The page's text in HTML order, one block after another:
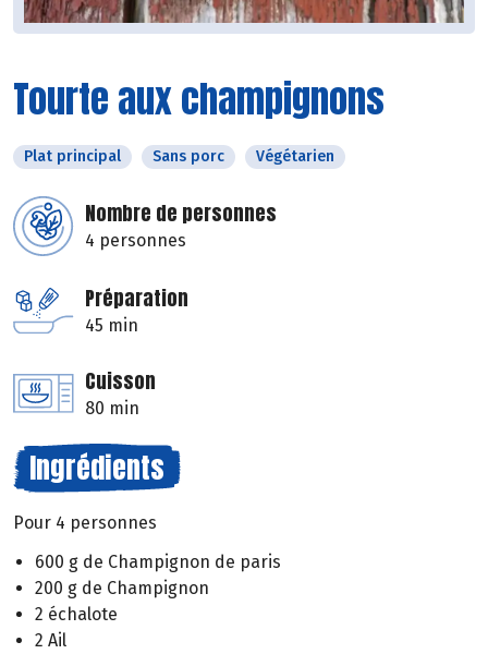
Tourte aux champignons
Plat principal Sans porc Végétarien
Nombre de personnes
4 personnes
Préparation
45 min
Cuisson
80 min
Ingrédients
Pour 4 personnes
600 g de Champignon de paris
200 g de Champignon
2 échalote
2 Ail